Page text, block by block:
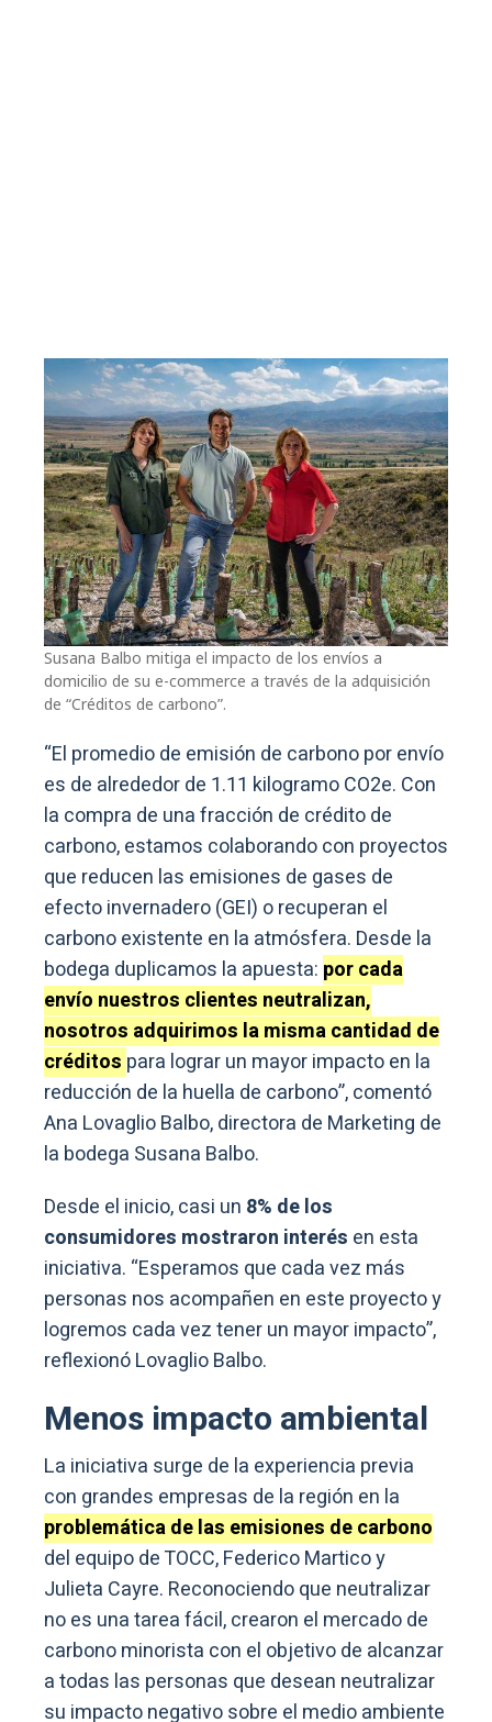
Susana Balbo mitiga el impacto de los envíos a
domicilio de su e-commerce a través de la adquisición
de “Créditos de carbono”.
“El promedio de emisión de carbono por envío
es de alrededor de 1.11 kilogramo CO2e. Con
la compra de una fracción de crédito de
carbono, estamos colaborando con proyectos
que reducen las emisiones de gases de
efecto invernadero (GEI) o recuperan el
carbono existente en la atmósfera. Desde la
bodega duplicamos la apuesta: por cada
envío nuestros clientes neutralizan,
nosotros adquirimos la misma cantidad de
créditos para lograr un mayor impacto en la
reducción de la huella de carbono”, comentó
Ana Lovaglio Balbo, directora de Marketing de
la bodega Susana Balbo.
Desde el inicio, casi un 8% de los
consumidores mostraron interés en esta
iniciativa. “Esperamos que cada vez más
personas nos acompañen en este proyecto y
logremos cada vez tener un mayor impacto”,
reflexionó Lovaglio Balbo.
Menos impacto ambiental
La iniciativa surge de la experiencia previa
con grandes empresas de la región en la
problemática de las emisiones de carbono
del equipo de TOCC, Federico Martico y
Julieta Cayre. Reconociendo que neutralizar
no es una tarea fácil, crearon el mercado de
carbono minorista con el objetivo de alcanzar
a todas las personas que desean neutralizar
su impacto negativo sobre el medio ambiente